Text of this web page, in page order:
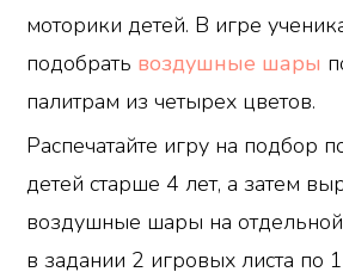
моторики детей. В игре
подобрать воздушные шары
палитрам из четырех цветов.
Распечатайте игру на подбор
детей старше 4 лет, а затем
воздушные шары на отдельной
в задании 2 игровых листа по